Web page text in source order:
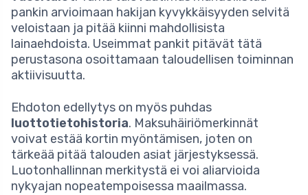
pankin arvioimaan hakijan kyvykkäisyyden selvitä
veloistaan ja pitää kiinni mahdollisista
lainaehdoista. Useimmat pankit pitävät tätä
perustasona osoittamaan taloudellisen toiminnan
aktiivisuutta.
Ehdoton edellytys on myös puhdas
luottotietohistoria. Maksuhäiriömerkinnät
voivat estää kortin myöntämisen, joten on
tärkeää pitää talouden asiat järjestyksessä.
Luotonhallinnan merkitystä ei voi aliarvioida
nykyajan nopeatempoisessa maailmassa.